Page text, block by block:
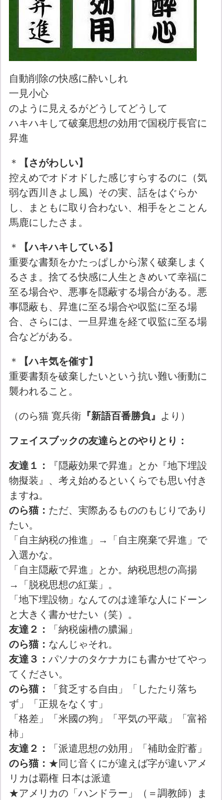
自動削除の快感に酔いしれ
一見小心
のように見えるがどうしてどうして
ハキハキして破棄思想の効用で国税庁長官に
昇進
＊
【さがわしい】
控えめでオドオドした感じすらするのに（気
弱な西川きよし風）その実、話をはぐらか
し、まともに取り合わない、相手をとことん
馬鹿にしたさま。
＊
【ハキハキしている】
重要な書類をかたっぱしから潔く破棄しまく
るさま。捨てる快感に人生ときめいて幸福に
至る場合や、悪事を隠蔽する場合がある。悪
事隠蔽も、昇進に至る場合や収監に至る場
合、さらには、一旦昇進を経て収監に至る場
合などがある。
＊
【ハキ気を催す】
重要書類を破棄したいという抗い難い衝動に
襲われること。
（のら猫 寛兵衛 『新語百番勝負』 より）
フェイスブックの友達らとのやりとり：
友達１：
『隠蔽効果で昇進』とか『地下埋設
物擬装』、考え始めるといくらでも思い付き
ますね。
のら猫： ただ、実際あるもののもじりであり
たい。
「自主納税の推進」→「自主廃棄で昇進」で
入選かな。
「自主隠蔽で昇進」とか。納税思想の高揚
→「脱税思想の紅葉」。
「地下埋設物」なんてのは達筆な人にドーン
と大きく書かせたい（笑）。
友達２：
「納税歯槽の膿漏」
のら猫： なんじゃそれ。
友達３：パソナのタケナカにも書かせてやっ
てください。
のら猫：
「貧乏する自由」「したたり落ち
ず」「正規をなくす」
「格差」「米國の狗」「平気の平蔵」「富裕
柿」
友達２：
「派遣思想の効用」「補助金貯蓄」
のら猫： ★同じ音くにが違えば字が違いアメ
リカは覇権 日本は派遣
★アメリカの「ハンドラー」（＝調教師）ま